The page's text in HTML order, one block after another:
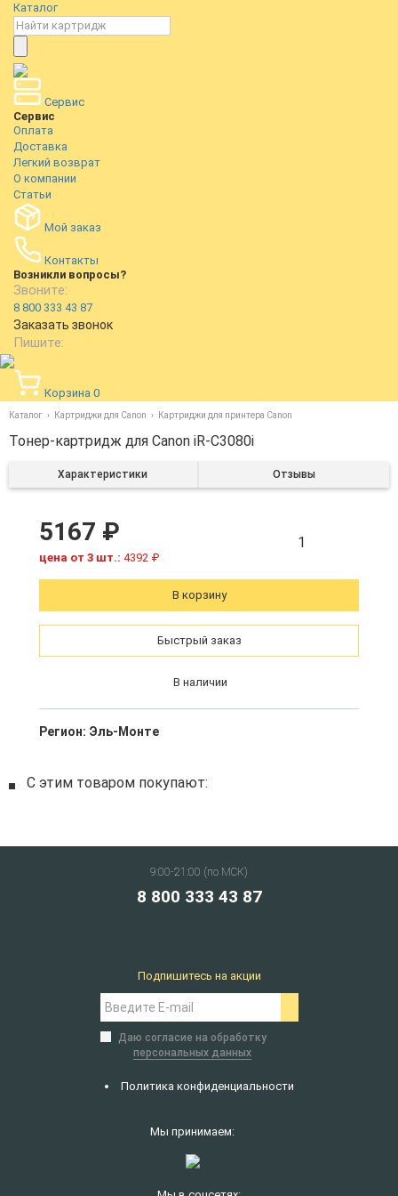
Каталог
Сервис
Сервис
Оплата
Доставка
Легкий возврат
О компании
Статьи
Мой заказ
Контакты
Возникли вопросы?
Звоните:
8 800 333 43 87
Заказать звонок
Пишите:
Корзина 0
Каталог Картриджи для Canon Картриджи для принтера Canon
Тонер-картридж для Canon iR-C3080i
Характеристики Отзывы
5167 ₽
цена от 3 шт.: 4392 ₽
1
В корзину
Быстрый заказ
В наличии
Регион: Эль-Монте
С этим товаром покупают:
9:00-21:00 (по МСК)
8 800 333 43 87
Мы принимаем:
Политика конфиденциальности
Подпишитесь на акции
Даю согласие на обработку
персональных данных